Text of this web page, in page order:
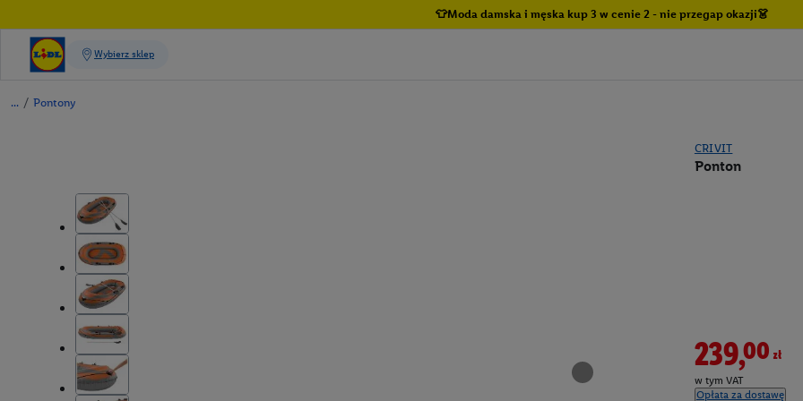
👕Moda damska i męska kup 3 w cenie 2 - nie przegap okazji👗
/ Pontony
CRIVIT
Ponton
239,00zł
w tym VAT
Opłata za dostawę